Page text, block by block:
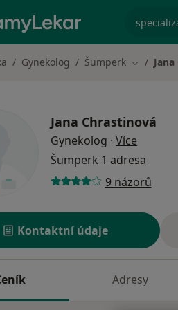
Gynekolog Šumperk Změna
Jana Chrastinová
Gynekolog · Více
Šumperk 1 adresa
9 názorů
Kontaktní údaje
Adresy